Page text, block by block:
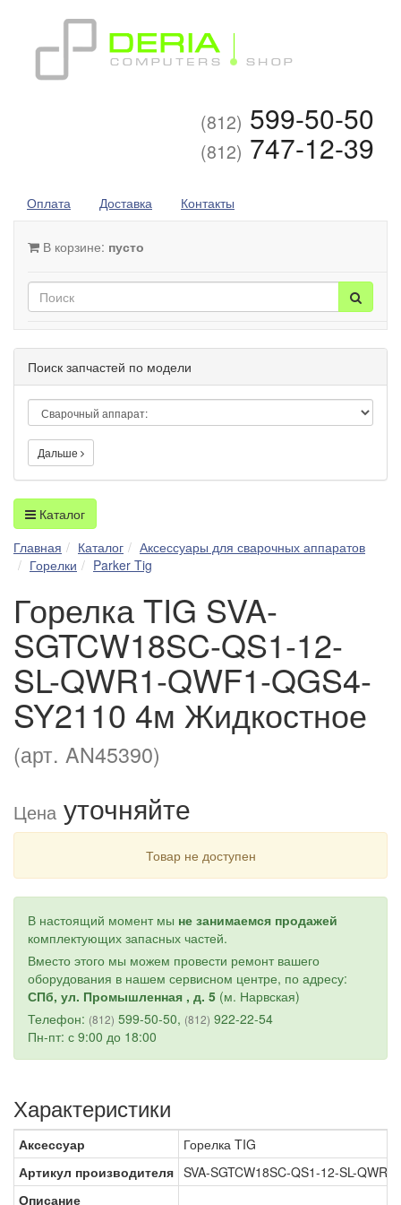
(812) 599-50-50
(812) 747-12-39
Оплата Доставка Контакты
В корзине: пусто
Поиск запчастей по модели
Дальше
Каталог
Главная
Каталог
Аксессуары для сварочных аппаратов
Горелки
Parker Tig
Горелка TIG SVA-
SGTCW18SC-QS1-12-
SL-QWR1-QWF1-QGS4-
SY2110 4м Жидкостное
(арт. AN45390)
Цена уточняйте
Товар не доступен
В настоящий момент мы не занимаемся продажей
комплектующих запасных частей.
Вместо этого мы можем провести ремонт вашего
оборудования в нашем сервисном центре, по адресу:
СПб, ул. Промышленная , д. 5 (м. Нарвская)
Телефон: (812) 599-50-50, (812) 922-22-54
Пн-пт: с 9:00 до 18:00
Характеристики
Аксессуар
Горелка TIG
Артикул производителя SVA-SGTCW18SC-QS1-12-SL-
Описание